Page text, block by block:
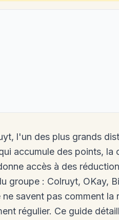
l'un des plus grands
accumule des points, la
accès à des
groupe : Colruyt, OKay,
savent pas comment la
régulier. Ce guide